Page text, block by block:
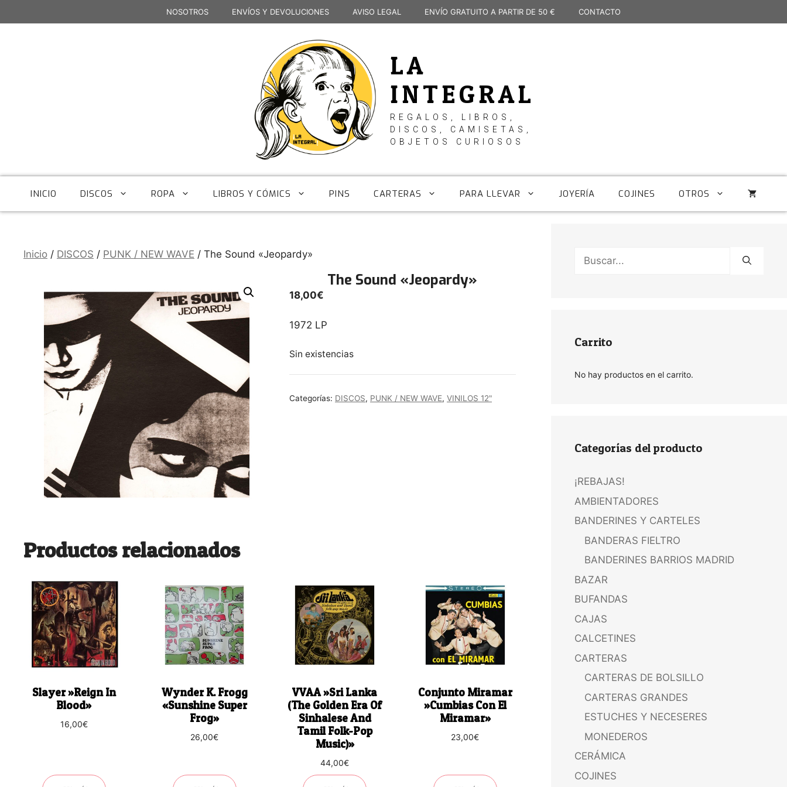
al
NOSOTROS ENVÍOS Y DEVOLUCIONES AVISO LEGAL ENVÍO GRATUITO A PARTIR DE 50 € CONTACTO
LA
INTEGRAL
REGALOS, LIBROS,
DISCOS, CAMISETAS,
OBJETOS CURIOSOS
INICIO DISCOS ROPA LIBROS Y CÓMICS PINS CARTERAS PARA LLEVAR JOYERÍA COJINES OTROS
Inicio / DISCOS / PUNK / NEW WAVE / The Sound «Jeopardy»
The Sound «Jeopardy»
18,00€
1972 LP
Sin existencias
Categorías: DISCOS, PUNK / NEW WAVE,VINILOS 12"
Productos relacionados
Slayer ‎»Reign In
Blood»
16,00€
Wynder K. Frogg
«Sunshine Super
Frog»
26,00€
VVAA ‎»Sri Lanka
(The Golden Era Of
Sinhalese And
Tamil Folk-Pop
Music)»
44,00€
Conjunto Miramar
‎»Cumbias Con El
Miramar»
23,00€
Buscar:
Carrito
No hay productos en el carrito.
Categorías del producto
¡REBAJAS!
AMBIENTADORES
BANDERINES Y CARTELES
BANDERAS FIELTRO
BANDERINES BARRIOS MADRID
BAZAR
BUFANDAS
CAJAS
CALCETINES
CARTERAS
CARTERAS DE BOLSILLO
CARTERAS GRANDES
ESTUCHES Y NECESERES
MONEDEROS
CERÁMICA
COJINES